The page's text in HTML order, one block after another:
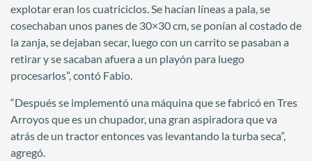
explotar eran los cuatriciclos. Se hacían líneas a pala, se
cosechaban unos panes de 30×30 cm, se ponían al costado de
la zanja, se dejaban secar, luego con un carrito se pasaban a
retirar y se sacaban afuera a un playón para luego
procesarlos”, contó Fabio.
“Después se implementó una máquina que se fabricó en Tres
Arroyos que es un chupador, una gran aspiradora que va
atrás de un tractor entonces vas levantando la turba seca”,
agregó.